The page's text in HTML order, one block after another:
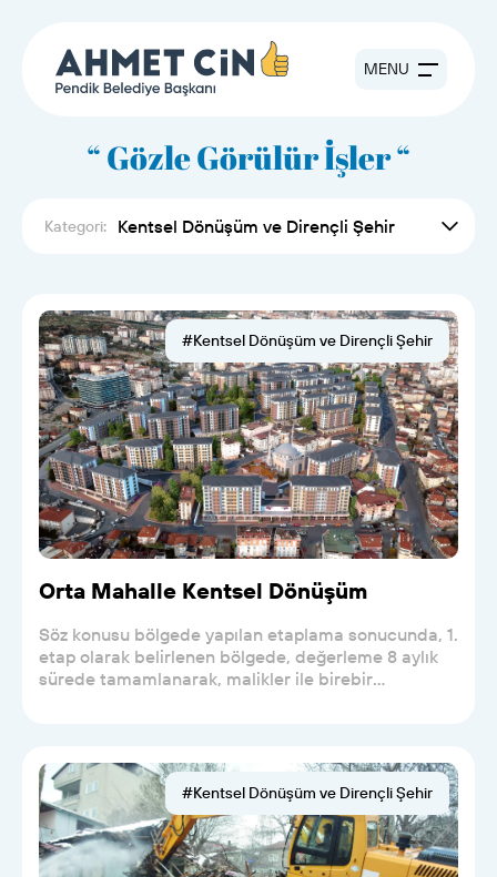
MENU
“ Gözle Görülür İşler “
Kategori: Kentsel Dönüşüm ve Dirençli Şehir
#Kentsel Dönüşüm ve Dirençli Şehir
Orta Mahalle Kentsel Dönüşüm
Söz konusu bölgede yapılan etaplama sonucunda, 1.
etap olarak belirlenen bölgede, değerleme 8 aylık
sürede tamamlanarak, malikler ile birebir
#Kentsel Dönüşüm ve Dirençli Şehir